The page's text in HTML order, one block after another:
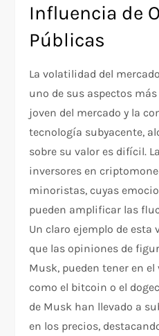
Influencia de
Públicas
La volatilidad del
uno de sus aspectos
joven del mercado y la
tecnología subyacente,
sobre su valor es difícil.
inversores en
minoristas, cuyas
pueden amplificar las
Un claro ejemplo de
que las opiniones de
Musk, pueden tener en
como el bitcoin o el
de Musk han llevado a
en los precios,